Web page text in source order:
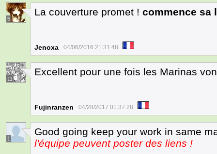
5
La couverture promet ! commence sa
Jenoxa 04/06/2016 21:31:48
11
Excellent pour une fois les Marinas
Fujinranzen 04/28/2017 01:37:28
1
Good going keep your work in same
l'équipe peuvent poster des liens !